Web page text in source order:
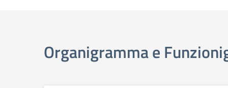
Organigramma e